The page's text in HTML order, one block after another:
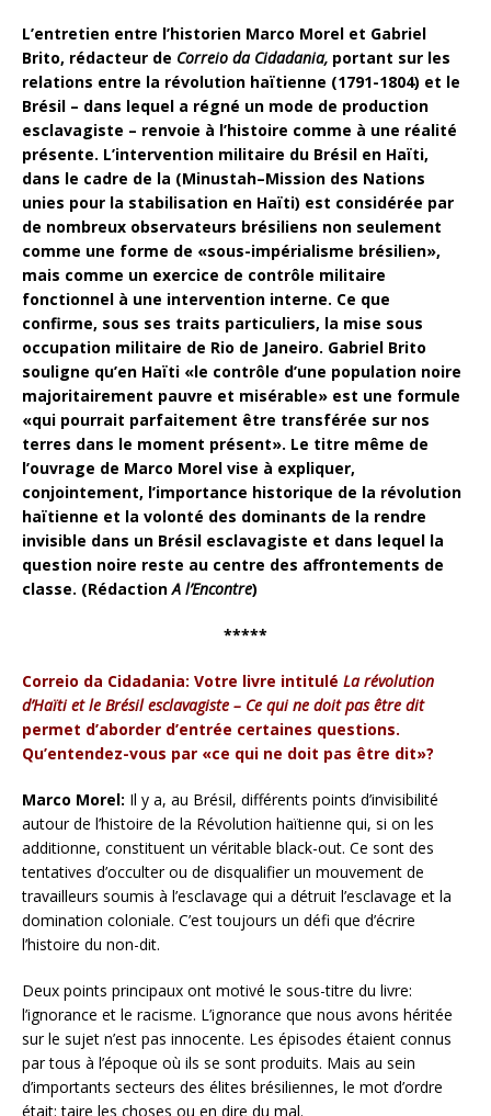
L’entretien entre l’historien Marco Morel et Gabriel
Brito, rédacteur de Correio da Cidadania, portant sur les
relations entre la révolution haïtienne (1791-1804) et le
Brésil – dans lequel a régné un mode de production
esclavagiste – renvoie à l’histoire comme à une réalité
présente. L’intervention militaire du Brésil en Haïti,
dans le cadre de la (Minustah–Mission des Nations
unies pour la stabilisation en Haïti) est considérée par
de nombreux observateurs brésiliens non seulement
comme une forme de «sous-impérialisme brésilien»,
mais comme un exercice de contrôle militaire
fonctionnel à une intervention interne. Ce que
confirme, sous ses traits particuliers, la mise sous
occupation militaire de Rio de Janeiro. Gabriel Brito
souligne qu’en Haïti «le contrôle d’une population noire
majoritairement pauvre et misérable» est une formule
«qui pourrait parfaitement être transférée sur nos
terres dans le moment présent». Le titre même de
l’ouvrage de Marco Morel vise à expliquer,
conjointement, l’importance historique de la révolution
haïtienne et la volonté des dominants de la rendre
invisible dans un Brésil esclavagiste et dans lequel la
question noire reste au centre des affrontements de
classe. (RédactionA l’Encontre)
*****
Correio da Cidadania: Votre livre intitulé La révolution
d’Haïti et le Brésil esclavagiste – Ce qui ne doit pas être dit
permet d’aborder d’entrée certaines questions.
Qu’entendez-vous par «ce qui ne doit pas être dit»?
Marco Morel: Il y a, au Brésil, différents points d’invisibilité
autour de l’histoire de la Révolution haïtienne qui, si on les
additionne, constituent un véritable black-out. Ce sont des
tentatives d’occulter ou de disqualifier un mouvement de
travailleurs soumis à l’esclavage qui a détruit l’esclavage et la
domination coloniale. C’est toujours un défi que d’écrire
l’histoire du non-dit.
Deux points principaux ont motivé le sous-titre du livre:
l’ignorance et le racisme. L’ignorance que nous avons héritée
sur le sujet n’est pas innocente. Les épisodes étaient connus
par tous à l’époque où ils se sont produits. Mais au sein
d’importants secteurs des élites brésiliennes, le mot d’ordre
était: taire les choses ou en dire du mal.